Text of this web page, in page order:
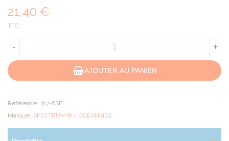
21,40 €
TTC
- +
AJOUTER AU PANIER
Référence: 317-6SF
Marque: SPECTRUM ® / OCEANSIDE